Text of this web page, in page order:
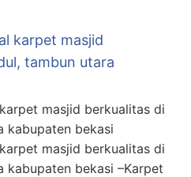
karpet masjid
tambun utara
masjid berkualitas di
kabupaten bekasi
masjid berkualitas di
kabupaten bekasi –Karpet